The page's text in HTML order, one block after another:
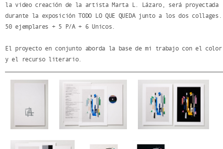
la video creación de la artista Marta L. Lázaro, será proyectada
durante la exposición TODO LO QUE QUEDA junto a los dos collages.
50 ejemplares + 5 P/A + 6 Unicos.
El proyecto en conjunto aborda la base de mi trabajo con el color
y el recurso literario.